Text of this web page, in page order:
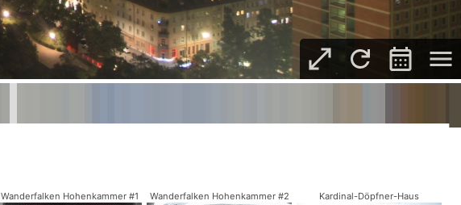
Wanderfalken Hohenkammer #1 Wanderfalken Hohenkammer #2 Kardinal-Döpfner-Haus